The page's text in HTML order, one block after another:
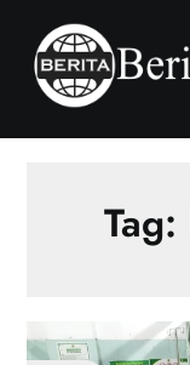
content
Tag: